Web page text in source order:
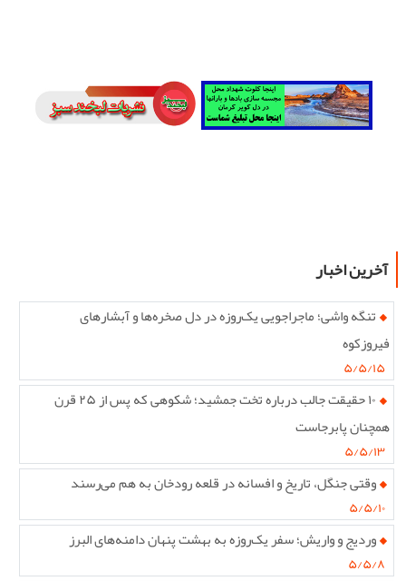
آخرین اخبار
تنگه واشی؛ ماجراجویی یک‌روزه در دل صخره‌ها و آبشارهای
فیروزکوه
۵/۵/۱۵
۱۰ حقیقت جالب درباره تخت جمشید؛ شکوهی که پس از ۲۵ قرن
همچنان پابرجاست
۵/۵/۱۳
وقتی جنگل، تاریخ و افسانه در قلعه رودخان به هم می‌رسند
۵/۵/۱۰
وردیج و واریش؛ سفر یک‌روزه به بهشت پنهان دامنه‌های البرز
۵/۵/۸